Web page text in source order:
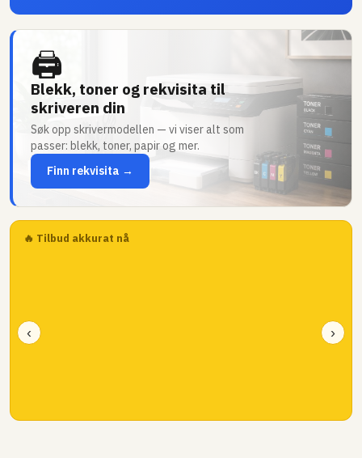
🖨
Blekk, toner og rekvisita til
skriveren din
Søk opp skrivermodellen — vi viser alt som
passer: blekk, toner, papir og mer.
Finn rekvisita →
🔥 Tilbud akkurat nå
‹ ›